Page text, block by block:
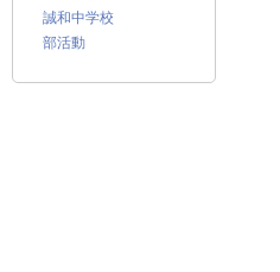
誠和中学校
部活動